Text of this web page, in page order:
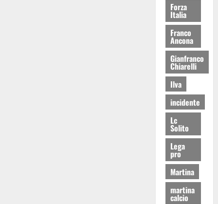
Forza
Italia
Franco
Ancona
Gianfranco
Chiarelli
Ilva
incidente
Lc
Solito
Lega
pro
Martina
martina
calcio